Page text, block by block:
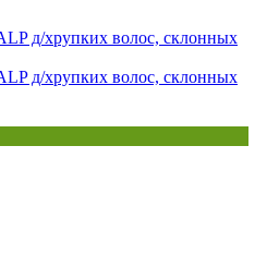
д/хрупких волос, склонных
д/хрупких волос, склонных